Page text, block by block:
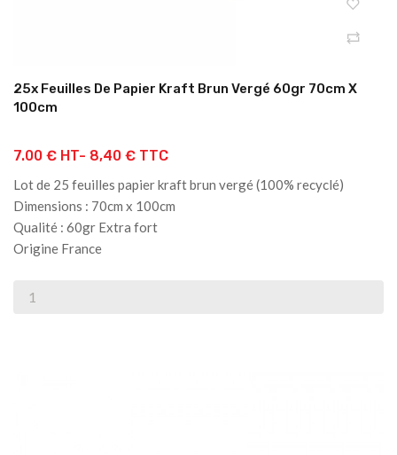
25x Feuilles De Papier Kraft Brun Vergé 60gr 70cm X
100cm
7.00 € HT- 8,40 € TTC
Lot de 25 feuilles papier kraft brun vergé (100% recyclé)
Dimensions : 70cm x 100cm
Qualité : 60gr Extra fort
Origine France